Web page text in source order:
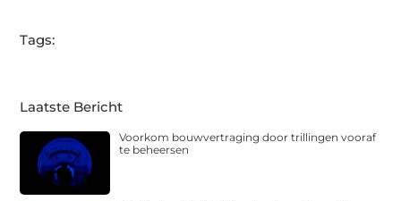
Tags:
Laatste Bericht
Voorkom bouwvertraging door trillingen vooraf
te beheersen